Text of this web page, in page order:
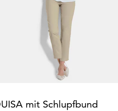
mit Schlupfbund